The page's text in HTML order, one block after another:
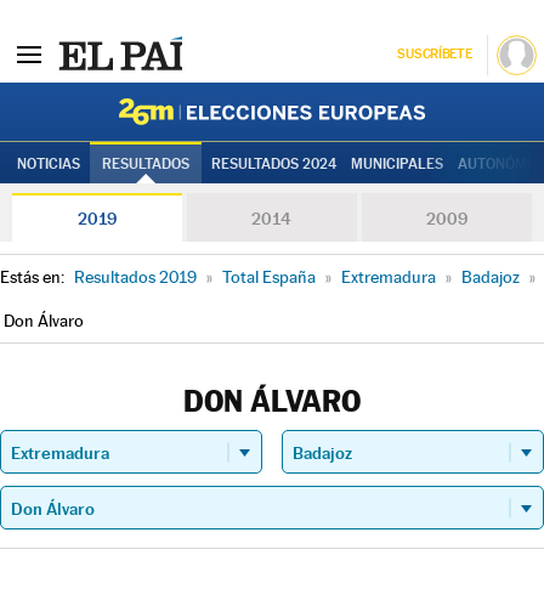
SUSCRÍBETE
NOTICIAS RESULTADOS RESULTADOS 2024 MUNICIPALES
2019 2014 2009
Estás en: Resultados 2019 » Total España » Extremadura » Badajoz »
Don Álvaro
DON ÁLVARO